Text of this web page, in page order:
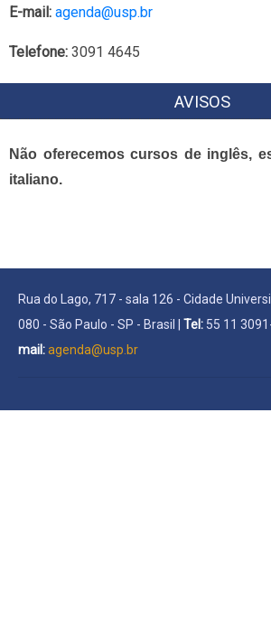
E-mail: agenda@usp.br
Telefone: 3091 4645
AVISOS
Não oferecemos cursos de inglês,
italiano.
Rua do Lago, 717 - sala 126 - Cidade
080 - São Paulo - SP - Brasil | Tel: 55 11
mail:agenda@usp.br